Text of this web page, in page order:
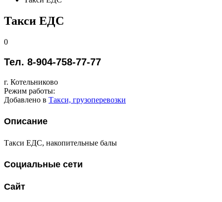
Такси ЕДС
0
Тел. 8-904-758-77-77
г. Котельниково
Режим работы:
Добавлено в Такси, грузоперевозки
Описание
Такси ЕДС, накопительные балы
Социальные сети
Сайт